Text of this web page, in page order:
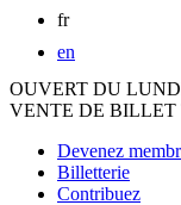
fr
en
OUVERT DU
VENTE DE BILLET
Devenez
Billetterie
Contribuez